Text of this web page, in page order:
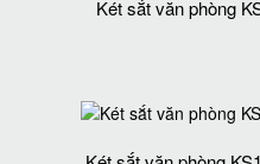
Két sắt văn phòng